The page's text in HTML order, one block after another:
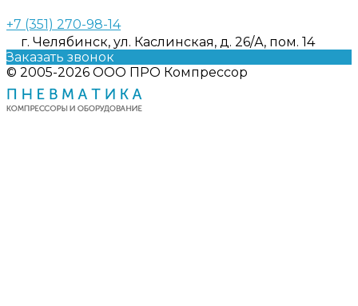
+7 (351) 270-98-14
г. Челябинск, ул. Каслинская, д. 26/А, пом. 14
Заказать звонок
© 2005-2026 ООО ПРО Компрессор